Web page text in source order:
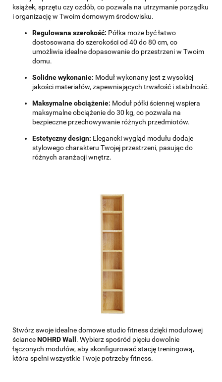
książek, sprzętu czy ozdób, co pozwala na utrzymanie porządku
i organizację w Twoim domowym środowisku.
Regulowana szerokość: Półka może być łatwo
dostosowana do szerokości od 40 do 80 cm, co
umożliwia idealne dopasowanie do przestrzeni w Twoim
domu.
Solidne wykonanie: Moduł wykonany jest z wysokiej
jakości materiałów, zapewniających trwałość i stabilność.
Maksymalne obciążenie: Moduł półki ściennej wspiera
maksymalne obciążenie do 30 kg, co pozwala na
bezpieczne przechowywanie różnych przedmiotów.
Estetyczny design: Elegancki wygląd modułu dodaje
stylowego charakteru Twojej przestrzeni, pasując do
różnych aranżacji wnętrz.
Stwórz swoje idealne domowe studio fitness dzięki modułowej
ścianceNOHRD Wall . Wybierz spośród pięciu dowolnie
łączonych modułów, aby skonfigurować stację treningową,
która spełni wszystkie Twoje potrzeby fitness.